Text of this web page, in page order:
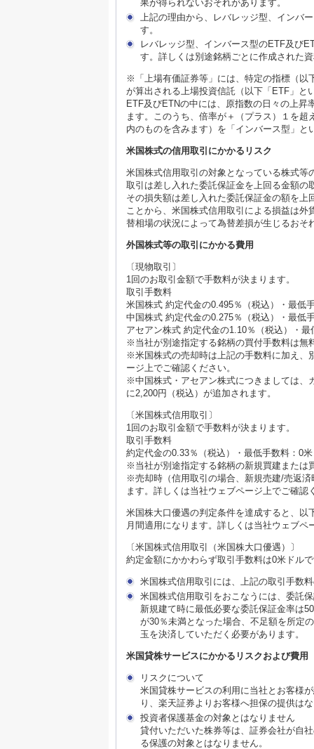
果が得られないおそれがあります。
上記の理由から、レバレッジ型、インバ
す。
レバレッジ型、インバース型のETF及び
す。詳しくは別途銘柄ごとに作成された
※「上場有価証券等」には、特定の指標（以
が算出される上場投資信託（以下「ETF」と
ETF及びETNの中には、原指数の日々の上
ます。このうち、倍率が＋（プラス）１を
内のものを含みます）を「インバース型」と
米国株式の信用取引にかかるリスク
米国株式信用取引の対象となっている株式
取引は差し入れた委託保証金を上回る金額
その損失額は差し入れた委託保証金の額を
ことから、米国株式信用取引による損益は
替相場の状況によって為替差損が生じるおそ
外国株式等の取引にかかる費用
〔現物取引〕
1回のお取引金額で手数料が決まります。
取引手数料
米国株式 約定代金の0.495％（税込）・最低
中国株式 約定代金の0.275％（税込）・最低
アセアン株式 約定代金の1.10％（税込）・
※当社が別途指定する銘柄の買付手数料は無
※米国株式の売却時は上記の手数料に加え、
ージ上でご確認ください。
※中国株式・アセアン株式につきましては、
に2,200円（税込）が追加されます。
〔米国株式信用取引〕
1回のお取引金額で手数料が決まります。
取引手数料
約定代金の0.33％（税込）・最低手数料：0
※当社が別途指定する銘柄の新規買建または
※売却時（信用取引の場合、新規売建/売返
ます。詳しくは当社ウェブページ上でご確認
米国株大口優遇の判定条件を達成すると、
月間適用になります。詳しくは当社ウェブペ
〔米国株式信用取引（米国株大口優遇）〕
約定金額にかかわらず取引手数料は0米ドル
米国株式信用取引には、上記の取引手数
米国株式信用取引をおこなうには、委託
新規建て時に最低必要な委託保証金率は
が30％未満となった場合、不足額を所定
玉を決済していただく必要があります。
米国貸株サービスにかかるリスクおよび費用
リスクについて
米国貸株サービスの利用に当社とお客様
り、楽天証券よりお客様へ担保の提供は
投資者保護基金の対象とはなりません
貸付いただいた株券等は、証券会社が自
る保護の対象とはなりません。